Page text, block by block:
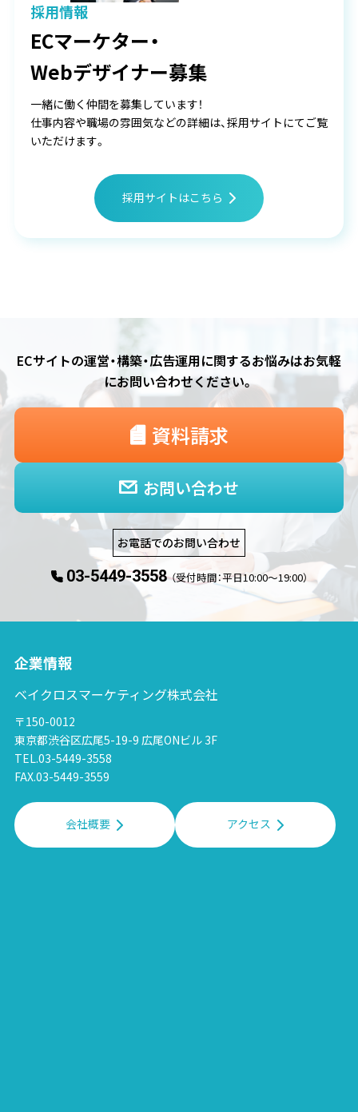
採用情報
ECマーケター・
Webデザイナー募集
一緒に働く仲間を募集しています！
仕事内容や職場の雰囲気などの詳細は、採用サイトにてご覧
いただけます。
採用サイトはこちら
ECサイトの運営・構築・広告運用に関するお悩みはお気軽
にお問い合わせください。
お問い合わせ
資料請求
お電話でのお問い合わせ
03-5449-3558 （受付時間：平日10:00〜19:00）
企業情報
ベイクロスマーケティング株式会社
〒150-0012
東京都渋谷区広尾5-19-9 広尾ONビル 3F
TEL.03-5449-3558
FAX.03-5449-3559
会社概要 アクセス